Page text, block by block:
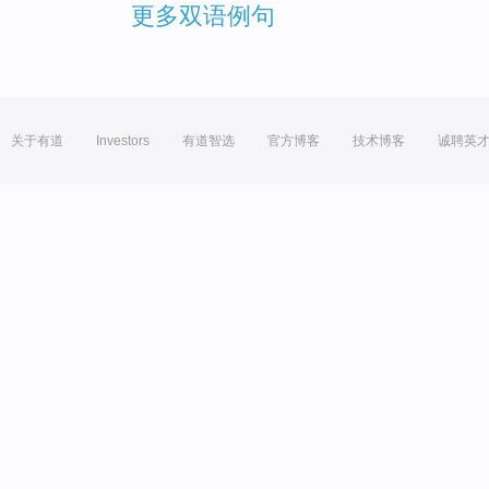
更多双语例句
关于有道 Investors 有道智选 官方博客 技术博客 诚聘英才